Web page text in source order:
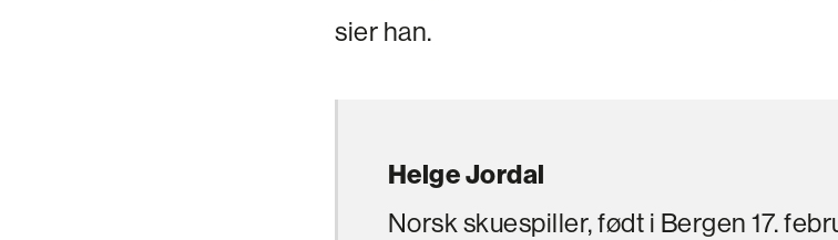
sier han.
Helge Jordal
Norsk skuespiller, født i Bergen 17.